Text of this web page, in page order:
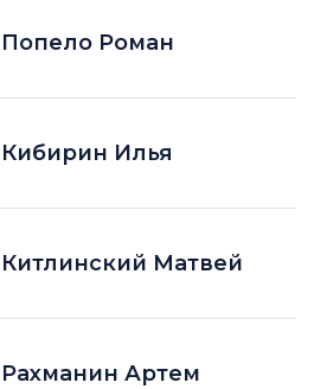
Попело Роман
Кибирин Илья
Китлинский Матвей
Рахманин Артем